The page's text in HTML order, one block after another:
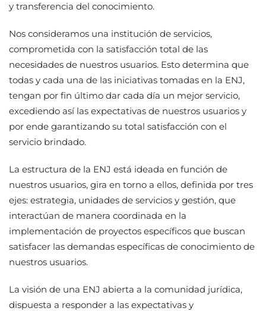
y transferencia del conocimiento.
Nos consideramos una institución de servicios,
comprometida con la satisfacción total de las
necesidades de nuestros usuarios. Esto determina que
todas y cada una de las iniciativas tomadas en la ENJ,
tengan por fin último dar cada día un mejor servicio,
excediendo así las expectativas de nuestros usuarios y
por ende garantizando su total satisfacción con el
servicio brindado.
La estructura de la ENJ está ideada en función de
nuestros usuarios, gira en torno a ellos, definida por tres
ejes: estrategia, unidades de servicios y gestión, que
interactúan de manera coordinada en la
implementación de proyectos específicos que buscan
satisfacer las demandas específicas de conocimiento de
nuestros usuarios.
La visión de una ENJ abierta a la comunidad jurídica,
dispuesta a responder a las expectativas y